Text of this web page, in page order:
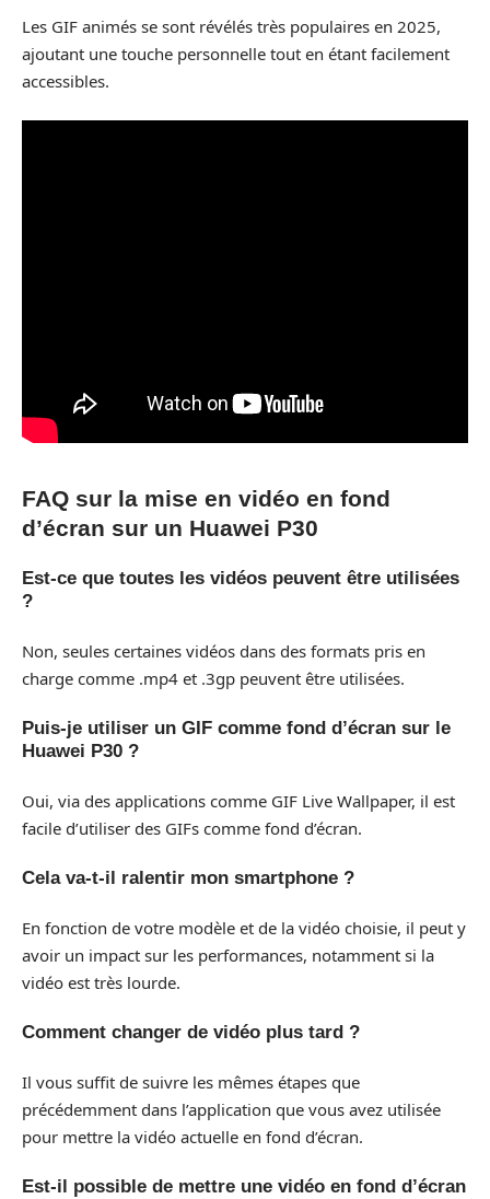
Les GIF animés se sont révélés très populaires en 2025,
ajoutant une touche personnelle tout en étant facilement
accessibles.
FAQ sur la mise en vidéo en fond
d’écran sur un Huawei P30
Est-ce que toutes les vidéos peuvent être utilisées
?
Non, seules certaines vidéos dans des formats pris en
charge comme .mp4 et .3gp peuvent être utilisées.
Puis-je utiliser un GIF comme fond d’écran sur le
Huawei P30 ?
Oui, via des applications comme GIF Live Wallpaper, il est
facile d’utiliser des GIFs comme fond d’écran.
Cela va-t-il ralentir mon smartphone ?
En fonction de votre modèle et de la vidéo choisie, il peut y
avoir un impact sur les performances, notamment si la
vidéo est très lourde.
Comment changer de vidéo plus tard ?
Il vous suffit de suivre les mêmes étapes que
précédemment dans l’application que vous avez utilisée
pour mettre la vidéo actuelle en fond d’écran.
Est-il possible de mettre une vidéo en fond d’écran